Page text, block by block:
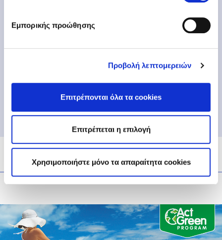
Εμπορικής προώθησης
Προβολή λεπτομερειών
Επιτρέπονται όλα τα cookies
Επιτρέπεται η επιλογή
Χρησιμοποιήστε μόνο τα απαραίτητα cookies
Παλαιότερα άρθρα